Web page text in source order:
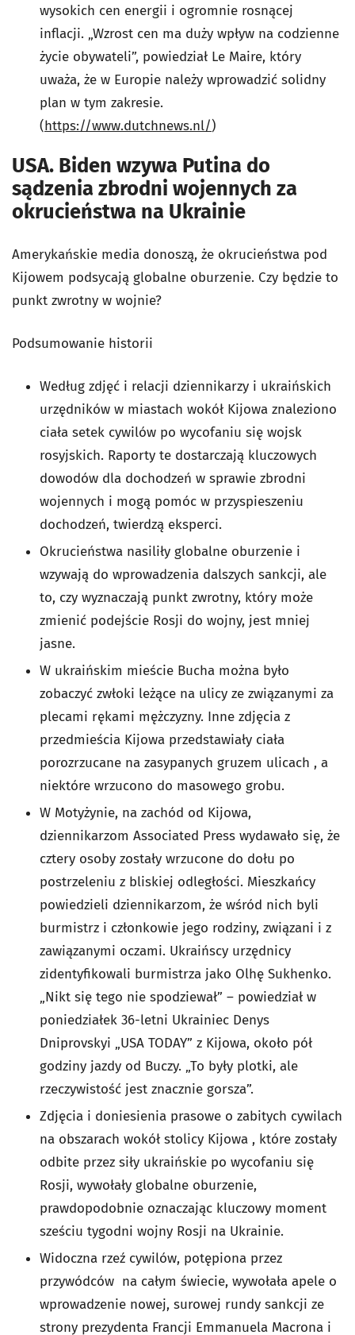
wysokich cen energii i ogromnie rosnącej
inflacji. „Wzrost cen ma duży wpływ na codzienne
życie obywateli”, powiedział Le Maire, który
uważa, że ​​w Europie należy wprowadzić solidny
plan w tym zakresie.
(https://www.dutchnews.nl/)
USA. Biden wzywa Putina do
sądzenia zbrodni wojennych za
okrucieństwa na Ukrainie
Amerykańskie media donoszą, że okrucieństwa pod
Kijowem podsycają globalne oburzenie. Czy będzie to
punkt zwrotny w wojnie?
Podsumowanie historii
Według zdjęć i relacji dziennikarzy i ukraińskich
urzędników w miastach wokół Kijowa znaleziono
ciała setek cywilów po wycofaniu się wojsk
rosyjskich. Raporty te dostarczają kluczowych
dowodów dla dochodzeń w sprawie zbrodni
wojennych i mogą pomóc w przyspieszeniu
dochodzeń, twierdzą eksperci.
Okrucieństwa nasiliły globalne oburzenie i
wzywają do wprowadzenia dalszych sankcji, ale
to, czy wyznaczają punkt zwrotny, który może
zmienić podejście Rosji do wojny, jest mniej
jasne.
W ukraińskim mieście Bucha można było
zobaczyć zwłoki leżące na ulicy ze związanymi za
plecami rękami mężczyzny. Inne zdjęcia z
przedmieścia Kijowa przedstawiały ciała
porozrzucane na zasypanych gruzem ulicach , a
niektóre wrzucono do masowego grobu.
W Motyżynie, na zachód od Kijowa,
dziennikarzom Associated Press wydawało się, że
cztery osoby zostały wrzucone do dołu po
postrzeleniu z bliskiej odległości. Mieszkańcy
powiedzieli dziennikarzom, że wśród nich byli
burmistrz i członkowie jego rodziny, związani i z
zawiązanymi oczami. Ukraińscy urzędnicy
zidentyfikowali burmistrza jako Olhę Sukhenko.
„Nikt się tego nie spodziewał” – powiedział w
poniedziałek 36-letni Ukrainiec Denys
Dniprovskyi „USA TODAY” z Kijowa, około pół
godziny jazdy od Buczy. „To były plotki, ale
rzeczywistość jest znacznie gorsza”.
Zdjęcia i doniesienia prasowe o zabitych cywilach
na obszarach wokół stolicy Kijowa , które zostały
odbite przez siły ukraińskie po wycofaniu się
Rosji, wywołały globalne oburzenie,
prawdopodobnie oznaczając kluczowy moment
sześciu tygodni wojny Rosji na Ukrainie.
Widoczna rzeź cywilów, potępiona przez
przywódców na całym świecie, wywołała apele o
wprowadzenie nowej, surowej rundy sankcji ze
strony prezydenta Francji Emmanuela Macrona i